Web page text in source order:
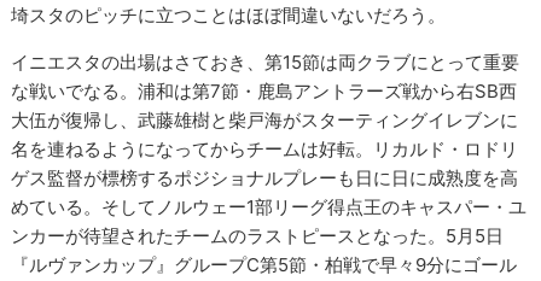
埼スタのピッチに立つことはほぼ間違いないだろう。
イニエスタの出場はさておき、第15節は両クラブにとって重要
な戦いでなる。浦和は第7節・鹿島アントラーズ戦から右SB西
大伍が復帰し、武藤雄樹と柴戸海がスターティングイレブンに
名を連ねるようになってからチームは好転。リカルド・ロドリ
ゲス監督が標榜するポジショナルプレーも日に日に成熟度を高
めている。そしてノルウェー1部リーグ得点王のキャスパー・ユ
ンカーが待望されたチームのラストピースとなった。5月5日
『ルヴァンカップ』グループC第5節・柏戦で早々9分にゴール